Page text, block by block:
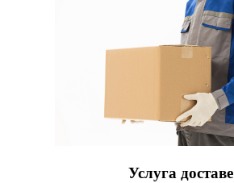
Услуга доставе